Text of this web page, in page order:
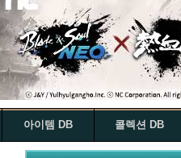
아이템 DB 콜렉션 DB